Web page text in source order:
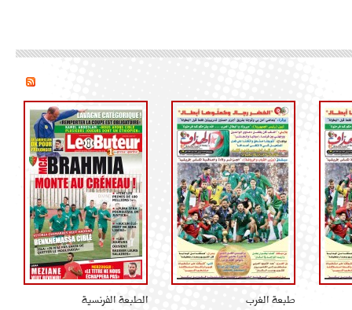
طبعة الغرب الطبعة الفرنسية